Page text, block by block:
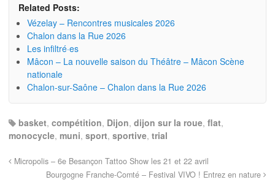
Related Posts:
Vézelay – Rencontres musicales 2026
Chalon dans la Rue 2026
Les infiltré·es
Mâcon – La nouvelle saison du Théâtre – Mâcon Scène
nationale
Chalon-sur-Saône – Chalon dans la Rue 2026
basket, compétition, Dijon, dijon sur la roue, flat,
monocycle, muni, sport, sportive, trial
Micropolis – 6e Besançon Tattoo Show les 21 et 22 avril
Bourgogne Franche-Comté – Festival VIVO ! Entrez en nature